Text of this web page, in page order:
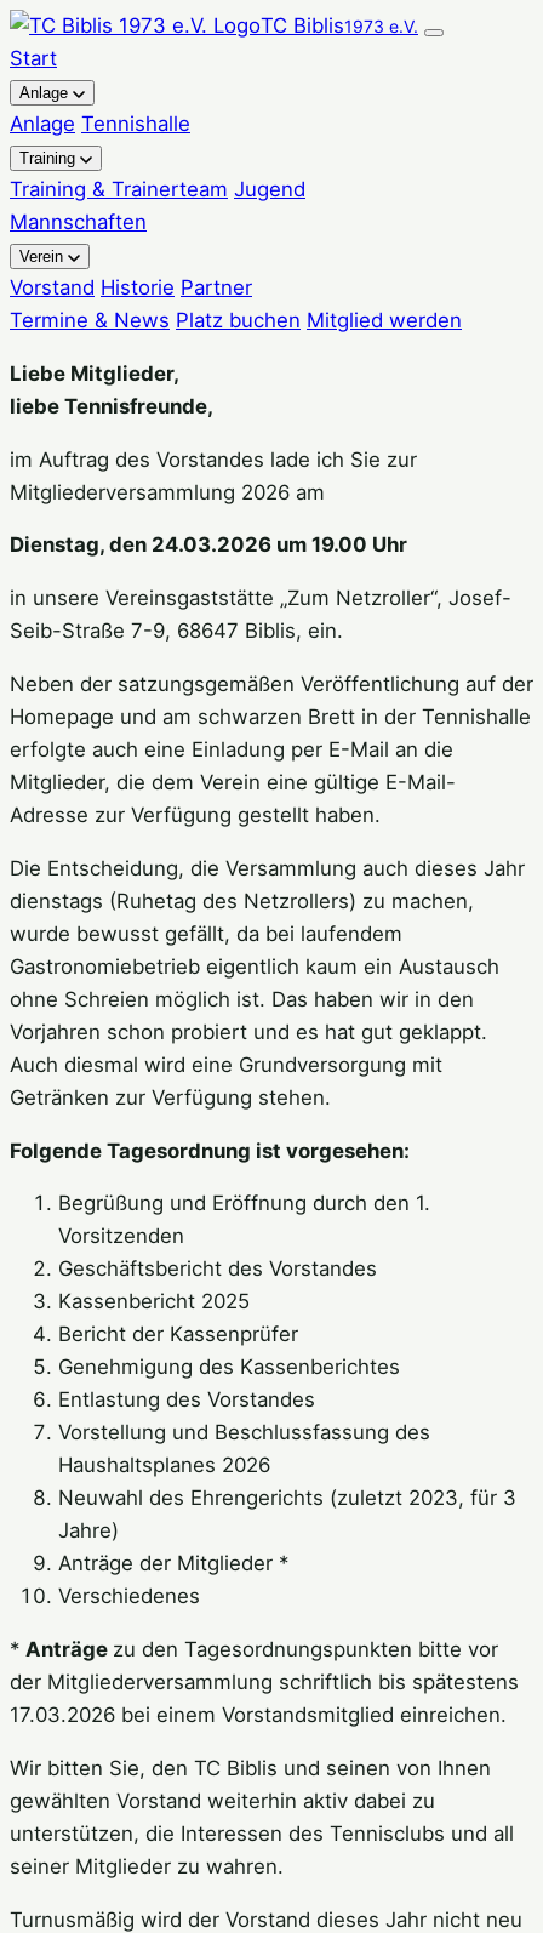
Zum
Inhalt
springen
TC Biblis1973 e.V.
Start
Anlage
Anlage Tennishalle
Training
Training & Trainerteam Jugend
Mannschaften
Verein
Vorstand Historie Partner
Termine & News Platz buchen Mitglied werden
Liebe Mitglieder,
liebe Tennisfreunde,
im Auftrag des Vorstandes lade ich Sie zur
Mitgliederversammlung 2026 am
Dienstag, den 24.03.2026 um 19.00 Uhr
in unsere Vereinsgaststätte „Zum Netzroller“, Josef-
Seib-Straße 7-9, 68647 Biblis, ein.
Neben der satzungsgemäßen Veröffentlichung auf der
Homepage und am schwarzen Brett in der Tennishalle
erfolgte auch eine Einladung per E-Mail an die
Mitglieder, die dem Verein eine gültige E-Mail-
Adresse zur Verfügung gestellt haben.
Die Entscheidung, die Versammlung auch dieses Jahr
dienstags (Ruhetag des Netzrollers) zu machen,
wurde bewusst gefällt, da bei laufendem
Gastronomiebetrieb eigentlich kaum ein Austausch
ohne Schreien möglich ist. Das haben wir in den
Vorjahren schon probiert und es hat gut geklappt.
Auch diesmal wird eine Grundversorgung mit
Getränken zur Verfügung stehen.
Folgende Tagesordnung ist vorgesehen:
Begrüßung und Eröffnung durch den 1.
Vorsitzenden
Geschäftsbericht des Vorstandes
Kassenbericht 2025
Bericht der Kassenprüfer
Genehmigung des Kassenberichtes
Entlastung des Vorstandes
Vorstellung und Beschlussfassung des
Haushaltsplanes 2026
Neuwahl des Ehrengerichts (zuletzt 2023, für 3
Jahre)
Anträge der Mitglieder *
Verschiedenes
* Anträge zu den Tagesordnungspunkten bitte vor
der Mitgliederversammlung schriftlich bis spätestens
17.03.2026 bei einem Vorstandsmitglied einreichen.
Wir bitten Sie, den TC Biblis und seinen von Ihnen
gewählten Vorstand weiterhin aktiv dabei zu
unterstützen, die Interessen des Tennisclubs und all
seiner Mitglieder zu wahren.
Turnusmäßig wird der Vorstand dieses Jahr nicht neu